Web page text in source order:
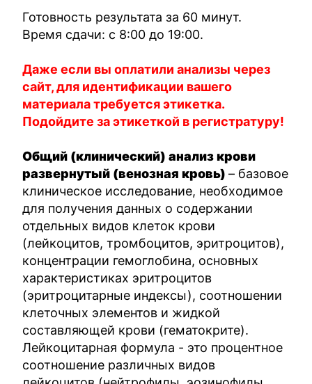
Готовность результата за 60 минут.
Время сдачи: c 8:00 до 19:00.
Даже если вы оплатили анализы через
сайт, для идентификации вашего
материала требуется этикетка.
Подойдите за этикеткой в регистратуру!
Общий (клинический) анализ крови
развернутый (венозная кровь)– базовое
клиническое исследование, необходимое
для получения данных о содержании
отдельных видов клеток крови
(лейкоцитов, тромбоцитов, эритроцитов),
концентрации гемоглобина, основных
характеристиках эритроцитов
(эритроцитарные индексы), соотношении
клеточных элементов и жидкой
составляющей крови (гематокрите).
Лейкоцитарная формула - это процентное
соотношение различных видов